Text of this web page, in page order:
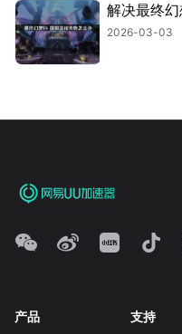
解决最终幻
2026-03-03
产品 支持